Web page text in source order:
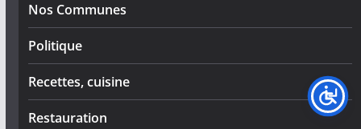
Nos Communes
Politique
Recettes, cuisine
Restauration